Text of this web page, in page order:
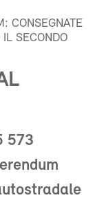
CONSEGNATE
SECONDO
573